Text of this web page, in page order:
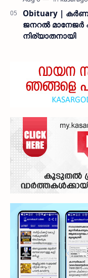
Obituary |
ജനറൽ മാനേജർ
നിര്യാതനായി